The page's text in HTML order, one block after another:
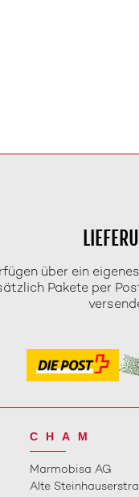
über ein
Pakete per
CHAM
Marmobisa AG
Alte